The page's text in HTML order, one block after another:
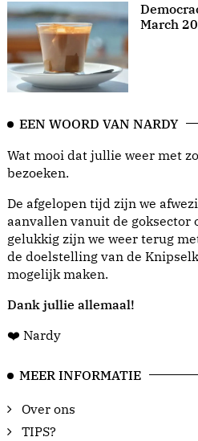
March
EEN WOORD VAN NARDY
Wat mooi dat jullie weer met
bezoeken.
De afgelopen tijd zijn we
aanvallen vanuit de goksector
gelukkig zijn we weer terug
de doelstelling van de
mogelijk maken.
Dank jullie allemaal!
❤️ Nardy
MEER INFORMATIE
Over ons
TIPS?